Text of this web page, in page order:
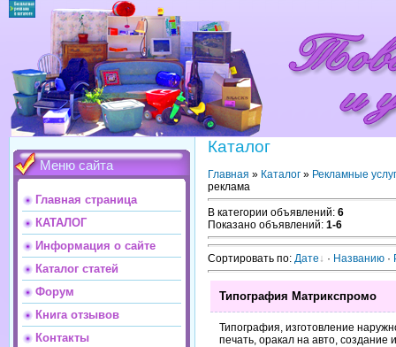
Меню сайта
Главная страница
КАТАЛОГ
Информация о сайте
Каталог статей
Форум
Книга отзывов
Контакты
Каталог
Главная » Каталог » Рекламные
реклама
В категории объявлений: 6
Показано объявлений: 1-6
Сортировать по: Дате · Названию ·
Типография Матрикспромо
Типография, изготовление
печать, оракал на авто, создание